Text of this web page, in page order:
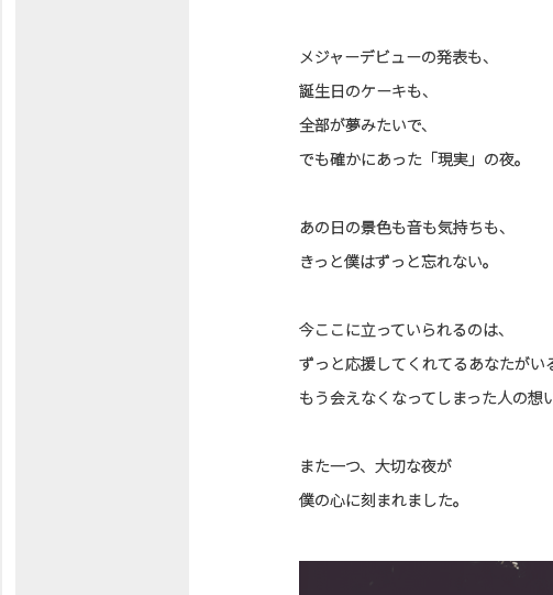
メジャーデビューの発表も、
誕生日のケーキも、
全部が夢みたいで、
でも確かにあった「現実」の夜。
あの日の景色も音も気持ちも、
きっと僕はずっと忘れない。
今ここに立っていられるのは、
ずっと応援してくれてるあなたがい
もう会えなくなってしまった人の想
また一つ、大切な夜が
僕の心に刻まれました。